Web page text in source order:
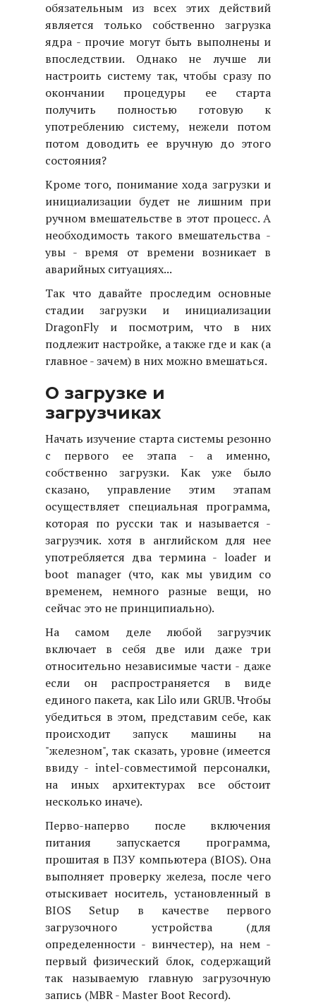
обязательным из всех этих действий
является только собственно загрузка
ядра - прочие могут быть выполнены и
впоследствии. Однако не лучше ли
настроить систему так, чтобы сразу по
окончании процедуры ее старта
получить полностью готовую к
употреблению систему, нежели потом
потом доводить ее вручную до этого
состояния?
Кроме того, понимание хода загрузки и
инициализации будет не лишним при
ручном вмешательстве в этот процесс. А
необходимость такого вмешательства -
увы - время от времени возникает в
аварийных ситуациях...
Так что давайте проследим основные
стадии загрузки и инициализации
DragonFly и посмотрим, что в них
подлежит настройке, а также где и как (а
главное - зачем) в них можно вмешаться.
О загрузке и
загрузчиках
Начать изучение старта системы резонно
с первого ее этапа - а именно,
собственно загрузки. Как уже было
сказано, управление этим этапам
осуществляет специальная программа,
которая по русски так и называется -
загрузчик. хотя в английском для нее
употребляется два термина - loader и
boot manager (что, как мы увидим со
временем, немного разные вещи, но
сейчас это не принципиально).
На самом деле любой загрузчик
включает в себя две или даже три
относительно независимые части - даже
если он распространяется в виде
единого пакета, как Lilo или GRUB. Чтобы
убедиться в этом, представим себе, как
происходит запуск машины на
"железном", так сказать, уровне (имеется
ввиду - intel-совместимой персоналки,
на иных архитектурах все обстоит
несколько иначе).
Перво-наперво после включения
питания запускается программа,
прошитая в ПЗУ компьютера (BIOS). Она
выполняет проверку железа, после чего
отыскивает носитель, установленный в
BIOS Setup в качестве первого
загрузочного устройства (для
определенности - винчестер), на нем -
первый физический блок, содержащий
так называемую главную загрузочную
запись (MBR - Master Boot Record).